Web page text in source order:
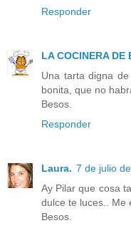
Responder
LA COCINERA DE
Una tarta digna
bonita, que no
Besos.
Responder
Laura. 7 de julio
Ay Pilar que cosa
dulce te luces.. Me
Besos.